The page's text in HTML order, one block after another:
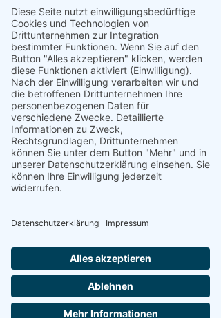
Wenn man der französischen Sprache nicht mächtig
ist, legt sich der Weg trotzdem unter die Reifen?
Nunja, kommt Zeit, kommt Rad. Was am wichtigsten
ist, das Grau des heutigen Tages ist sofort aus dem
Kopf. Es wurde ein wirklich schöner vierter
Dezember. Fazit: bunte Gedanken mit Blick nach
vorn sind stärker als Nieselregen.